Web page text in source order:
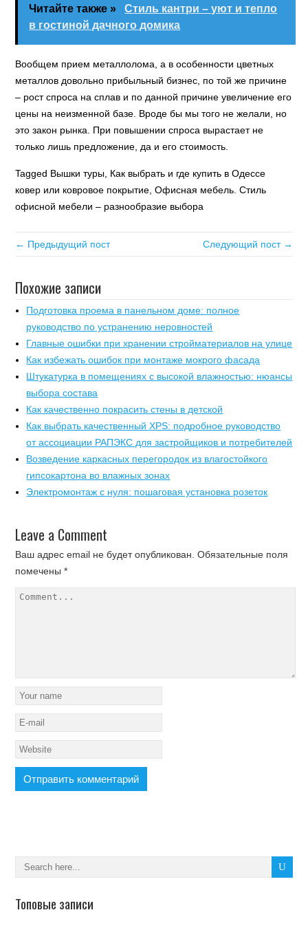
Читайте также »
Стиль кантри – уют и тепло
в гостиной дачного домика
Вообщем прием металлолома, а в особенности цветных
металлов довольно прибыльный бизнес, по той же причине
– рост спроса на сплав и по данной причине увеличение его
цены на неизменной базе. Вроде бы мы того не желали, но
это закон рынка. При повышении спроса вырастает не
только лишь предложение, да и его стоимость.
Tagged Вышки туры, Как выбрать и где купить в Одессе
ковер или ковровое покрытие, Офисная мебель. Стиль
офисной мебели – разнообразие выбора
← Предыдущий пост Следующий пост →
Похожие записи
Подготовка проема в панельном доме: полное
руководство по устранению неровностей
Главные ошибки при хранении стройматериалов на улице
Как избежать ошибок при монтаже мокрого фасада
Штукатурка в помещениях с высокой влажностью: нюансы
выбора состава
Как качественно покрасить стены в детской
Как выбрать качественный XPS: подробное руководство
от ассоциации РАПЭКС для застройщиков и потребителей
Возведение каркасных перегородок из влагостойкого
гипсокартона во влажных зонах
Электромонтаж с нуля: пошаговая установка розеток
Leave a Comment
Ваш адрес email не будет опубликован. Обязательные поля
помечены*
Топовые записи